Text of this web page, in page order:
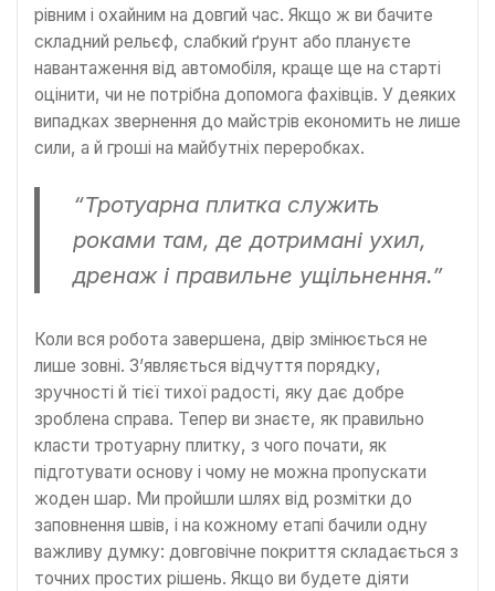
рівним і охайним на довгий час. Якщо ж ви бачите
складний рельєф, слабкий ґрунт або плануєте
навантаження від автомобіля, краще ще на старті
оцінити, чи не потрібна допомога фахівців. У деяких
випадках звернення до майстрів економить не лише
сили, а й гроші на майбутніх переробках.
“Тротуарна плитка служить
роками там, де дотримані ухил,
дренаж і правильне ущільнення.”
Коли вся робота завершена, двір змінюється не
лише зовні. З’являється відчуття порядку,
зручності й тієї тихої радості, яку дає добре
зроблена справа. Тепер ви знаєте, як правильно
класти тротуарну плитку, з чого почати, як
підготувати основу і чому не можна пропускати
жоден шар. Ми пройшли шлях від розмітки до
заповнення швів, і на кожному етапі бачили одну
важливу думку: довговічне покриття складається з
точних простих рішень. Якщо ви будете діяти